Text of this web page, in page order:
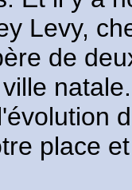
Levy,
de
place